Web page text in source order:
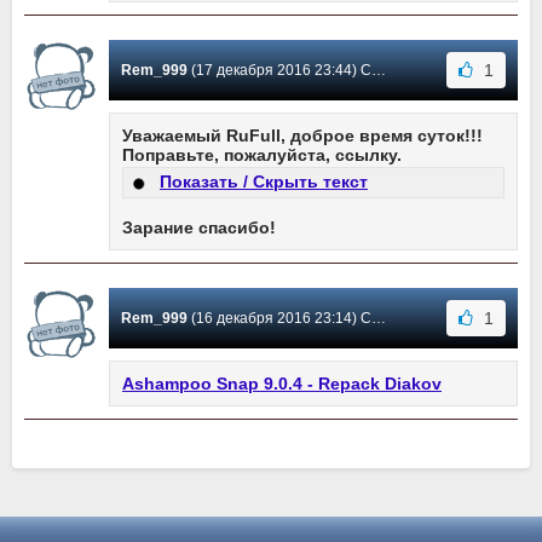
Rem_999(17 декабря 2016 23:44) Сообщение #2 1
Уважаемый RuFull, доброе время суток!!!
Поправьте, пожалуйста, ссылку.
Показать / Скрыть текст
Зарание спасибо!
Rem_999(16 декабря 2016 23:14) Сообщение #1 1
Ashampoo Snap 9.0.4 - Repack Diakov